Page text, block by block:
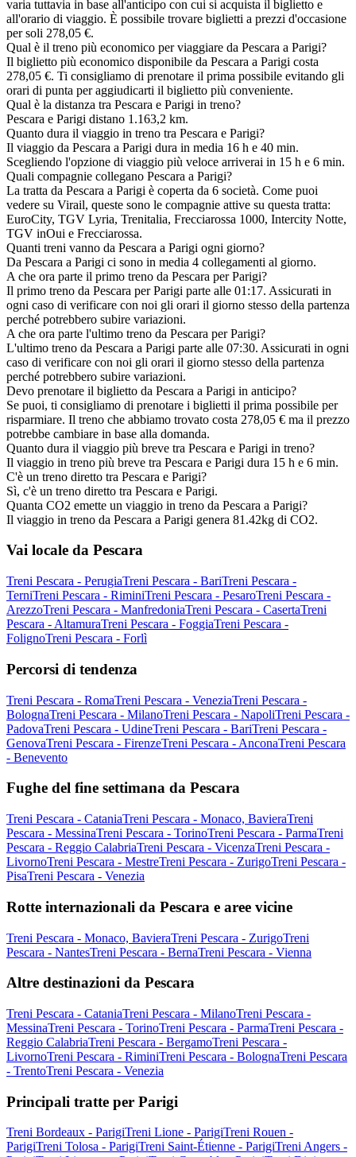
varia tuttavia in base all'anticipo con cui si acquista il biglietto e
all'orario di viaggio. È possibile trovare biglietti a prezzi d'occasione
per soli 278,05 €.
Qual è il treno più economico per viaggiare da Pescara a Parigi?
Il biglietto più economico disponibile da Pescara a Parigi costa
278,05 €. Ti consigliamo di prenotare il prima possibile evitando gli
orari di punta per aggiudicarti il biglietto più conveniente.
Qual è la distanza tra Pescara e Parigi in treno?
Pescara e Parigi distano 1.163,2 km.
Quanto dura il viaggio in treno tra Pescara e Parigi?
Il viaggio da Pescara a Parigi dura in media 16 h e 40 min.
Scegliendo l'opzione di viaggio più veloce arriverai in 15 h e 6 min.
Quali compagnie collegano Pescara a Parigi?
La tratta da Pescara a Parigi è coperta da 6 società. Come puoi
vedere su Virail, queste sono le compagnie attive su questa tratta:
EuroCity, TGV Lyria, Trenitalia, Frecciarossa 1000, Intercity Notte,
TGV inOui e Frecciarossa.
Quanti treni vanno da Pescara a Parigi ogni giorno?
Da Pescara a Parigi ci sono in media 4 collegamenti al giorno.
A che ora parte il primo treno da Pescara per Parigi?
Il primo treno da Pescara per Parigi parte alle 01:17. Assicurati in
ogni caso di verificare con noi gli orari il giorno stesso della partenza
perché potrebbero subire variazioni.
A che ora parte l'ultimo treno da Pescara per Parigi?
L'ultimo treno da Pescara a Parigi parte alle 07:30. Assicurati in ogni
caso di verificare con noi gli orari il giorno stesso della partenza
perché potrebbero subire variazioni.
Devo prenotare il biglietto da Pescara a Parigi in anticipo?
Se puoi, ti consigliamo di prenotare i biglietti il prima possibile per
risparmiare. Il treno che abbiamo trovato costa 278,05 € ma il prezzo
potrebbe cambiare in base alla domanda.
Quanto dura il viaggio più breve tra Pescara e Parigi in treno?
Il viaggio in treno più breve tra Pescara e Parigi dura 15 h e 6 min.
C'è un treno diretto tra Pescara e Parigi?
Sì, c'è un treno diretto tra Pescara e Parigi.
Quanta CO2 emette un viaggio in treno da Pescara a Parigi?
Il viaggio in treno da Pescara a Parigi genera 81.42kg di CO2.
Vai locale da Pescara
Treni Pescara - PerugiaTreni Pescara - BariTreni Pescara -
TerniTreni Pescara - RiminiTreni Pescara - PesaroTreni Pescara -
ArezzoTreni Pescara - ManfredoniaTreni Pescara - CasertaTreni
Pescara - AltamuraTreni Pescara - FoggiaTreni Pescara -
FolignoTreni Pescara - Forlì
Percorsi di tendenza
Treni Pescara - RomaTreni Pescara - VeneziaTreni Pescara -
BolognaTreni Pescara - MilanoTreni Pescara - NapoliTreni Pescara -
PadovaTreni Pescara - UdineTreni Pescara - BariTreni Pescara -
GenovaTreni Pescara - FirenzeTreni Pescara - AnconaTreni Pescara
- Benevento
Fughe del fine settimana da Pescara
Treni Pescara - CataniaTreni Pescara - Monaco, BavieraTreni
Pescara - MessinaTreni Pescara - TorinoTreni Pescara - ParmaTreni
Pescara - Reggio CalabriaTreni Pescara - VicenzaTreni Pescara -
LivornoTreni Pescara - MestreTreni Pescara - ZurigoTreni Pescara -
PisaTreni Pescara - Venezia
Rotte internazionali da Pescara e aree vicine
Treni Pescara - Monaco, BavieraTreni Pescara - ZurigoTreni
Pescara - NantesTreni Pescara - BernaTreni Pescara - Vienna
Altre destinazioni da Pescara
Treni Pescara - CataniaTreni Pescara - MilanoTreni Pescara -
MessinaTreni Pescara - TorinoTreni Pescara - ParmaTreni Pescara -
Reggio CalabriaTreni Pescara - BergamoTreni Pescara -
LivornoTreni Pescara - RiminiTreni Pescara - BolognaTreni Pescara
- TrentoTreni Pescara - Venezia
Principali tratte per Parigi
Treni Bordeaux - ParigiTreni Lione - ParigiTreni Rouen -
ParigiTreni Tolosa - ParigiTreni Saint-Étienne - ParigiTreni Angers -